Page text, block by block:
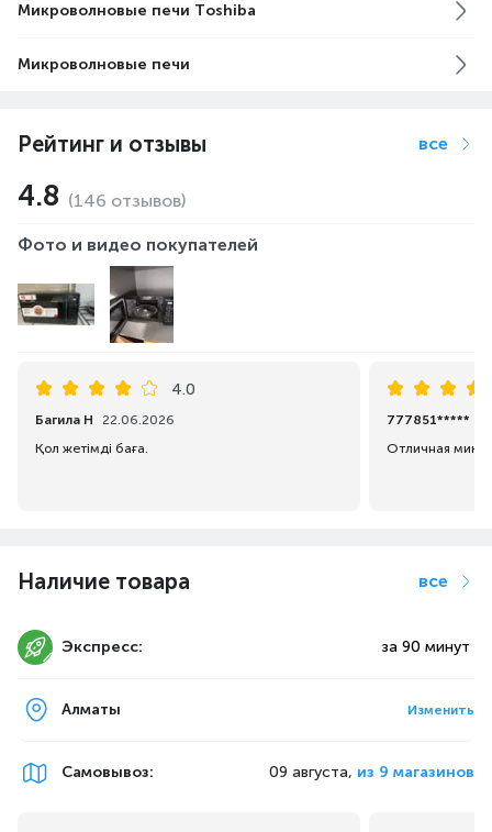
Микроволновые печи Toshiba
Микроволновые печи
Рейтинг и отзывы все
4.8 (146 отзывов)
Фото и видео покупателей
4.0
Багила Н
22.06.2026
Қол жетімді баға.
777851*****
Отличная
Наличие товара все
Экспресс: за 90 минут
Алматы Изменить
Самовывоз: 09 августа, из 9 магазинов